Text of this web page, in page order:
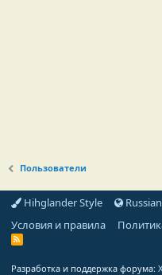
Пользователи
Hihglander Style
Условия и правила
R
Разработка и поддержка форума: